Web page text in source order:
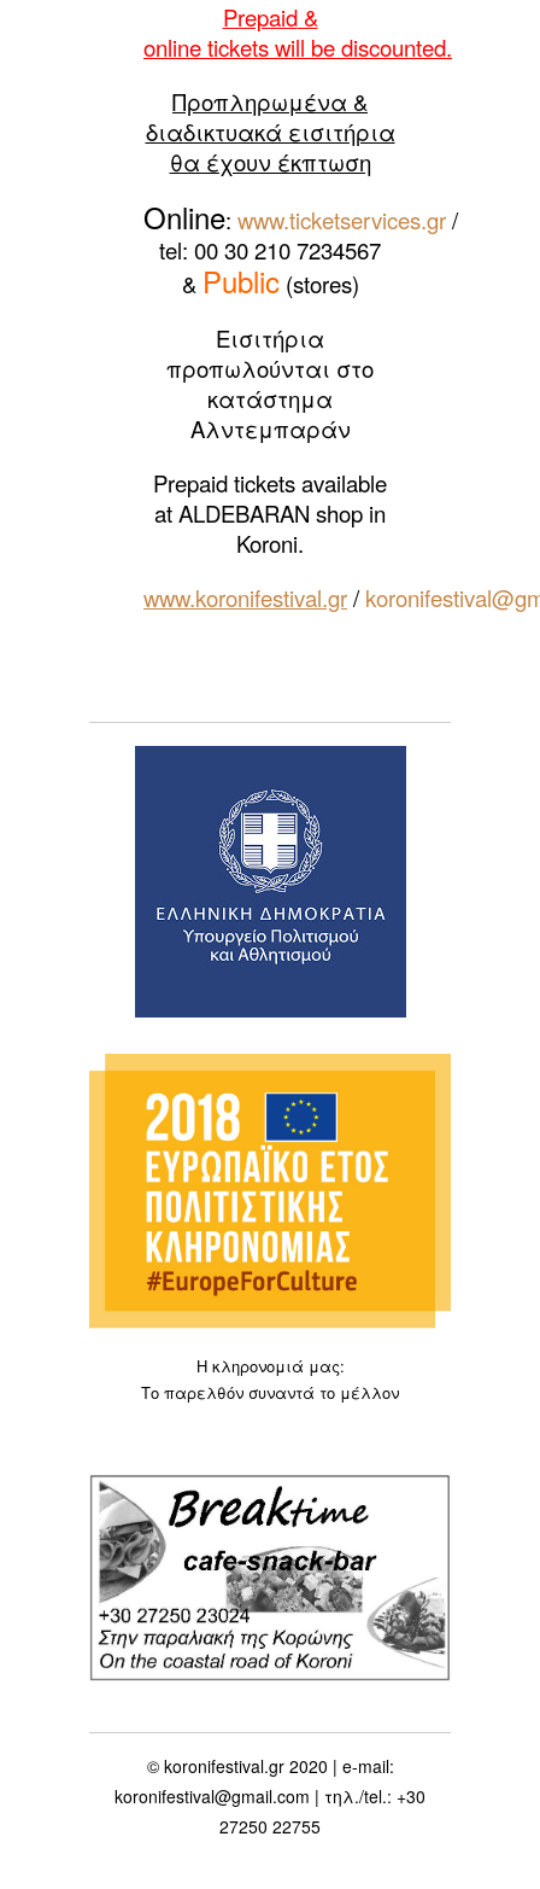
Prepaid&
onlineticketswill bediscounted.
Προπληρωμένα &
διαδικτυακά εισιτήρια
θα έχουν έκπτωση
Online: www.ticketservices.gr/
tel: 00 30 210 7234567
& Public(stores)
Εισιτήρια
προπωλούνται στο
κατάστημα
Αλντεμπαράν
Prepaid tickets available
at ALDEBARAN shop in
Koroni.
www.koronifestival.gr/
Η κληρονομιά μας:
Το παρελθόν συναντά το μέλλον
© koronifestival.gr 2020 | e-mail:
koronifestival@gmail.com | τηλ./tel.: +30
27250 22755